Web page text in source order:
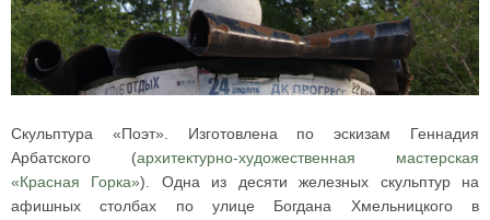
Скульптура «Поэт». Изготовлена по эскизам Геннадия
Арбатского (архитектурно-художественная мастерская
«Красная Горка»). Одна из десяти железных скульптур на
афишных столбах по улице Богдана Хмельницкого в